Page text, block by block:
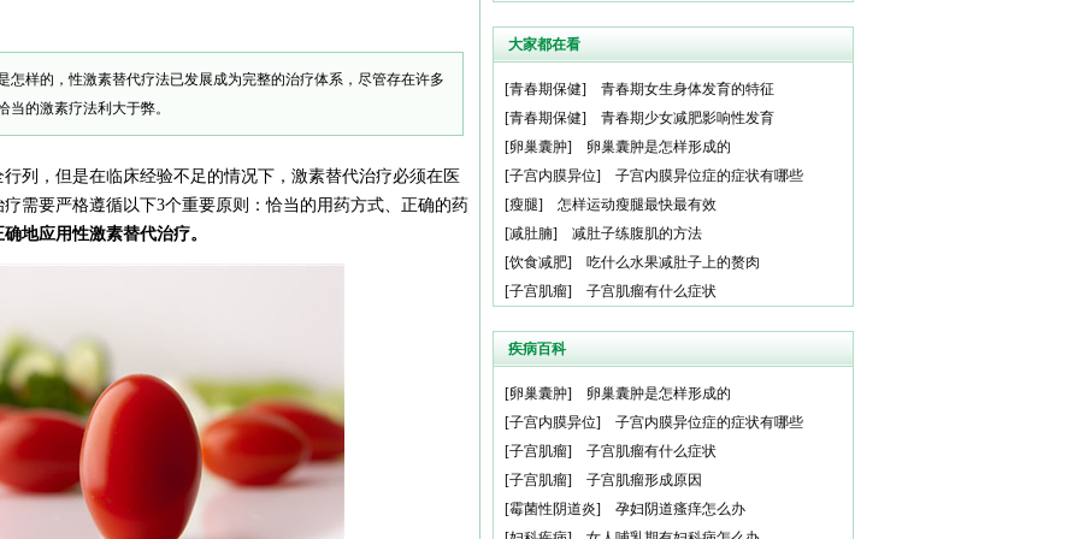
怎样的，性激素替代疗法已发展成为完整的治疗体系，尽管存在许多
的激素疗法利大于弊。
列，但是在临床经验不足的情况下，激素替代治疗必须在医
需要严格遵循以下3个重要原则：恰当的用药方式、正确的药
确地应用性激素替代治疗。
大家都在看
[青春期保健]
青春期女生身体发育的特征
[青春期保健]
青春期少女减肥影响性发育
[卵巢囊肿]
卵巢囊肿是怎样形成的
[子宫内膜异位]
子宫内膜异位症的症状有哪些
[瘦腿]
怎样运动瘦腿最快最有效
[减肚腩]
减肚子练腹肌的方法
[饮食减肥]
吃什么水果减肚子上的赘肉
[子宫肌瘤] 子宫肌瘤有什么症状
疾病百科
[卵巢囊肿]
卵巢囊肿是怎样形成的
[子宫内膜异位]
子宫内膜异位症的症状有哪些
[子宫肌瘤]
子宫肌瘤有什么症状
[子宫肌瘤]
子宫肌瘤形成原因
[霉菌性阴道炎]
孕妇阴道瘙痒怎么办